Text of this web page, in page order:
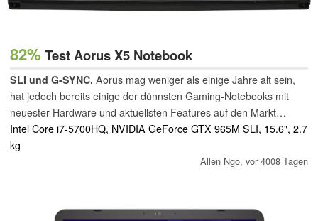
82% Test Aorus X5 Notebook
SLI und G-SYNC. Aorus mag weniger als einige Jahre alt sein,
hat jedoch bereits einige der dünnsten Gaming-Notebooks mit
neuester Hardware und aktuellsten Features auf den Markt
gebracht. Sind die GTX 965M SLI GPUs und der G-SYNC-
Bildschirm mit einer Auflösung von 2.880 x 1.620 eine ideale
Intel Core i7-5700HQ, NVIDIA GeForce GTX 965M SLI, 15.6", 2.7
kg
Allen Ngo, vor 4008 Tagen